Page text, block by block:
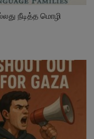
நீடித்த மொழி